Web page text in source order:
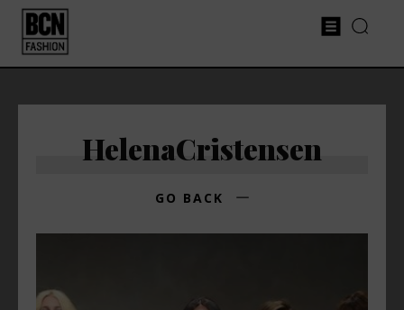
HelenaCristensen
GO BACK